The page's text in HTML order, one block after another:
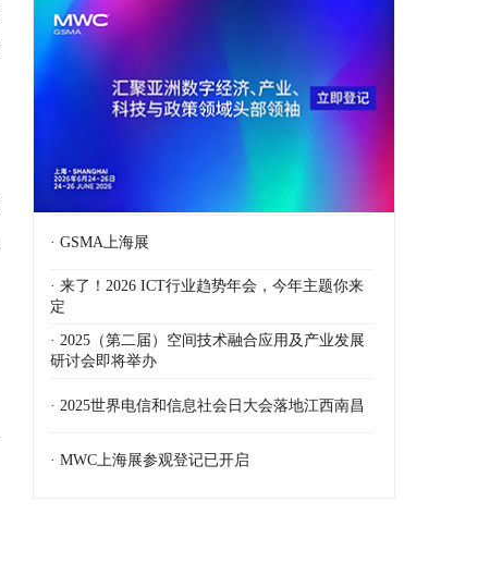
· GSMA上海展
· 来了！2026 ICT行业趋势年会，今年主题你来
定
· 2025（第二届）空间技术融合应用及产业发展
研讨会即将举办
· 2025世界电信和信息社会日大会落地江西南昌
· MWC上海展参观登记已开启